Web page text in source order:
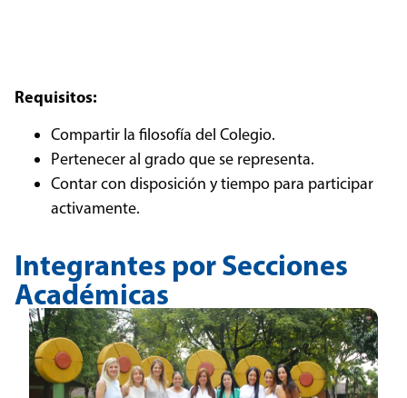
Requisitos:
Compartir la filosofía del Colegio.
Pertenecer al grado que se representa.
Contar con disposición y tiempo para participar
activamente.
Integrantes por Secciones
Académicas